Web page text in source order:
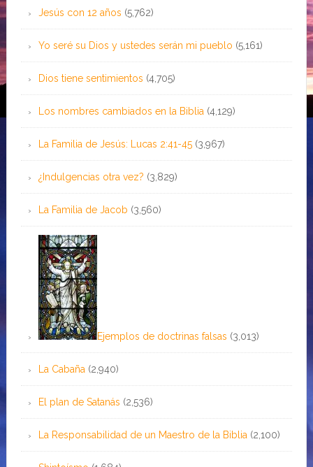
Jesús con 12 años (5,762)
Yo seré su Dios y ustedes serán mi pueblo (5,161)
Dios tiene sentimientos (4,705)
Los nombres cambiados en la Biblia (4,129)
La Familia de Jesús: Lucas 2:41-45 (3,967)
¿Indulgencias otra vez? (3,829)
La Familia de Jacob (3,560)
Ejemplos de doctrinas falsas (3,013)
La Cabaña (2,940)
El plan de Satanás (2,536)
La Responsabilidad de un Maestro de la Biblia (2,100)